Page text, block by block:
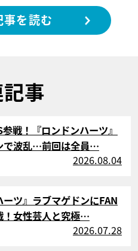
を読む
事
戦！『ロンドンハーツ』
で波乱…前回は全員…
2026.08.04
ーツ』ラブマゲドンにFAN
！女性芸人と究極…
2026.07.28